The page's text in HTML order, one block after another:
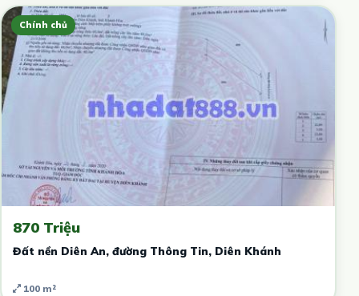
Chính chủ
870 Triệu
Đất nền Diên An, đường Thông Tin, Diên Khánh
100 m²